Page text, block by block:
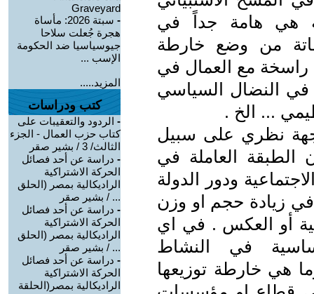
هي هامة جداً في
من وضع خارطة
مع العمال في
في النضال السياسي
... الخ .
نظري على سبيل
العاملة في
ودور الدولة
في زيادة حجم او وزن
أو العكس . في اي
في النشاط
هي خارطة توزيعها
Graveyard
-
سبتة 2026: مأساة
هجرة جُعلت سلاحا
جيوسياسيا ضد الحكومة
الإسب ...
المزيد.....
كتب ودراسات
- الردود والتعقيبات على
كتاب حزب العمال - الجزء
الثالث/ 3 / بشير صقر
- دراسة عن أحد فصائل
الحركة الاشتراكية
الراديكالية بمصر (الحلق
... / بشير صقر
- دراسة عن أحد فصائل
الحركة الاشتراكية
الراديكالية بمصر (الحلق
... / بشير صقر
- دراسة عن أحد فصائل
الحركة الاشتراكية
الراديكالية بمصر(الحلقة